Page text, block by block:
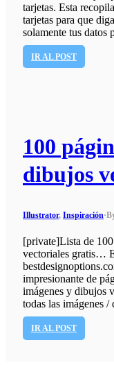
tarjetas. Esta
tarjetas para que
solamente tus datos
IR AL POST
100
dibujos
Illustrator, Inspiración·
[private]Lista de
vectoriales gratis…
impresionante de
imágenes y dibujos
todas las imágenes
IR AL POST